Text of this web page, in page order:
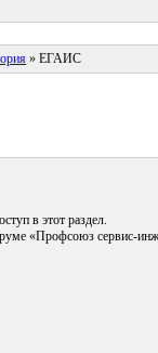
» ЕГАИС
в этот раздел.
«Профсоюз сервис-